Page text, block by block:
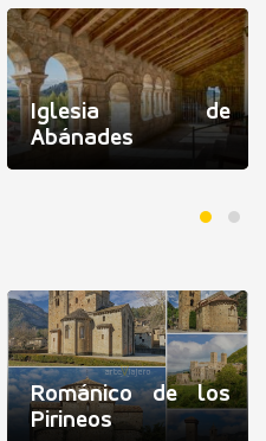
Iglesia de
Abánades
Románico de los
Pirineos